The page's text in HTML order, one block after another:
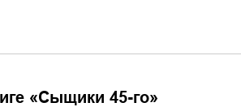
«Сыщики 45-го»